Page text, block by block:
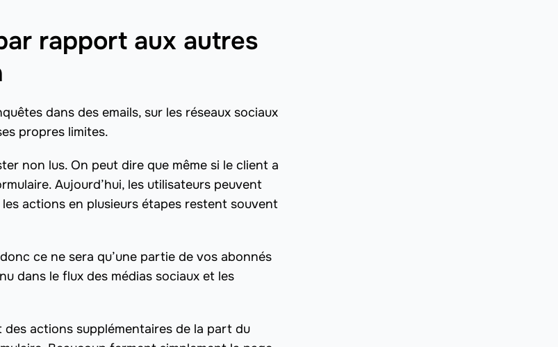
rapport aux autres
dans des emails, sur les réseaux sociaux
propres limites.
non lus. On peut dire que même si le client a
Aujourd’hui, les utilisateurs peuvent
actions en plusieurs étapes restent souvent
ce ne sera qu’une partie de vos abonnés
dans le flux des médias sociaux et les
actions supplémentaires de la part du